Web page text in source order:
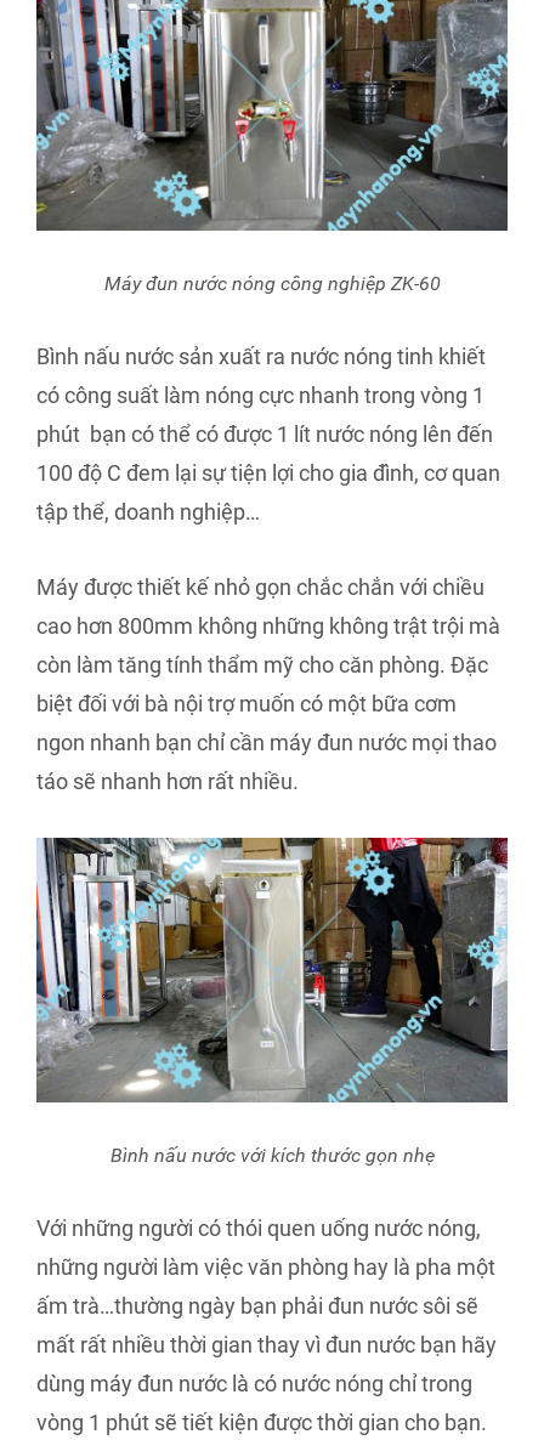
Máy đun nước nóng công nghiệp ZK-60
Bình nấu nước sản xuất ra nước nóng tinh khiết
có công suất làm nóng cực nhanh trong vòng 1
phút bạn có thể có được 1 lít nước nóng lên đến
100 độ C đem lại sự tiện lợi cho gia đình, cơ quan
tập thể, doanh nghiệp…
Máy được thiết kế nhỏ gọn chắc chắn với chiều
cao hơn 800mm không những không trật trội mà
còn làm tăng tính thẩm mỹ cho căn phòng. Đặc
biệt đối với bà nội trợ muốn có một bữa cơm
ngon nhanh bạn chỉ cần máy đun nước mọi thao
táo sẽ nhanh hơn rất nhiều.
Bình nấu nước với kích thước gọn nhẹ
Với những người có thói quen uống nước nóng,
những người làm việc văn phòng hay là pha một
ấm trà…thường ngày bạn phải đun nước sôi sẽ
mất rất nhiều thời gian thay vì đun nước bạn hãy
dùng máy đun nước là có nước nóng chỉ trong
vòng 1 phút sẽ tiết kiện được thời gian cho bạn.